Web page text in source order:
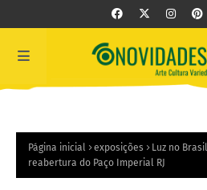
Página inicial exposições
Luz no
reabertura do Paço Imperial RJ